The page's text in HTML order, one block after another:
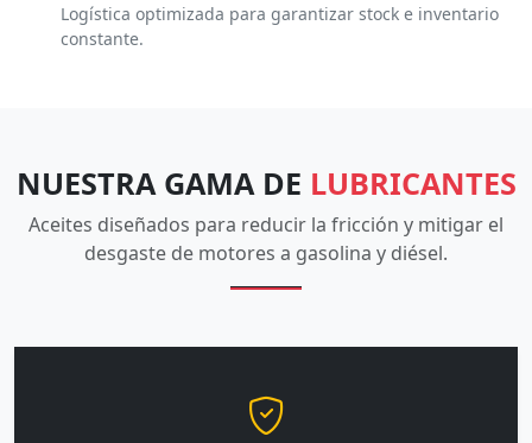
Logística optimizada para garantizar stock e inventario
constante.
NUESTRA GAMA DE LUBRICANTES
Aceites diseñados para reducir la fricción y mitigar el
desgaste de motores a gasolina y diésel.